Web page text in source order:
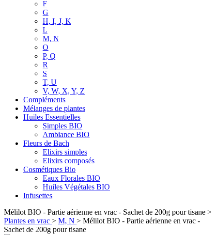
F
G
H, I, J, K
L
M, N
O
P, Q
R
S
T, U
V, W, X, Y, Z
Compléments
Mélanges de plantes
Huiles Essentielles
Simples BIO
Ambiance BIO
Fleurs de Bach
Elixirs simples
Elixirs composés
Cosmétiques Bio
Eaux Florales BIO
Huiles Végétales BIO
Infusettes
Mélilot BIO - Partie aérienne en vrac - Sachet de 200g pour tisane >
Plantes en vrac > M, N > Mélilot BIO - Partie aérienne en vrac -
Sachet de 200g pour tisane